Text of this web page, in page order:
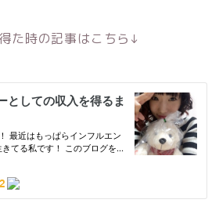
た時の記事はこちら↓